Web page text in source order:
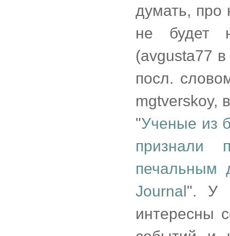
думать, про
не будет
(avgusta77
посл.
mgtverskoy,
"Ученые из
признали
печальным
Journal". У
интересны